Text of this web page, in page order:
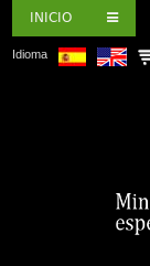
INICIO
Idioma